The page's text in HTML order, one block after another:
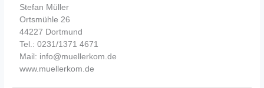
Stefan Müller
Ortsmühle 26
44227 Dortmund
Tel.: 0231/1371 4671
Mail: info@muellerkom.de
www.muellerkom.de